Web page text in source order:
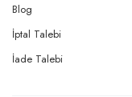
Blog
İptal Talebi
İade Talebi